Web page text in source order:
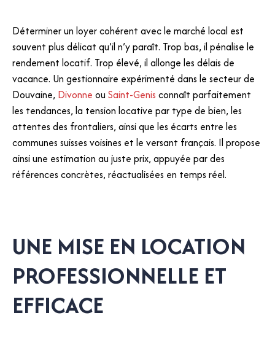
Déterminer un loyer cohérent avec le marché local est
souvent plus délicat qu’il n’y paraît. Trop bas, il pénalise le
rendement locatif. Trop élevé, il allonge les délais de
vacance. Un gestionnaire expérimenté dans le secteur de
Douvaine, Divonne ou Saint-Genis connaît parfaitement
les tendances, la tension locative par type de bien, les
attentes des frontaliers, ainsi que les écarts entre les
communes suisses voisines et le versant français. Il propose
ainsi une estimation au juste prix, appuyée par des
références concrètes, réactualisées en temps réel.
UNE MISE EN LOCATION
PROFESSIONNELLE ET
EFFICACE